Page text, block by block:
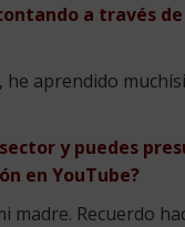
a través
he aprendido
y puedes
en YouTube?
madre. Recuerdo